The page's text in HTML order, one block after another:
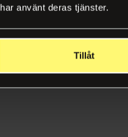
använt deras tjänster.
Tillåt